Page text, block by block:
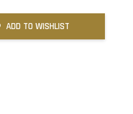
ADD TO WISHLIST